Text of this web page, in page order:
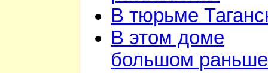
В тюрьме
В этом доме
большом раньше